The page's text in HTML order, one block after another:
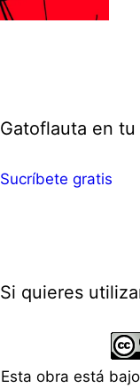
Gatoflauta en
Sucríbete gratis
Si quieres
Esta obra está